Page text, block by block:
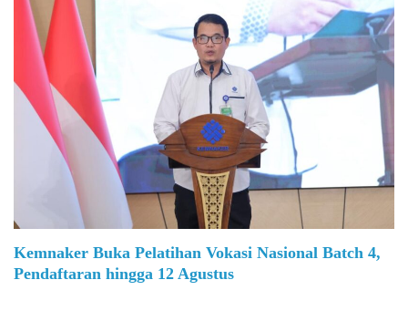
Kemnaker Buka Pelatihan Vokasi Nasional Batch 4,
Pendaftaran hingga 12 Agustus